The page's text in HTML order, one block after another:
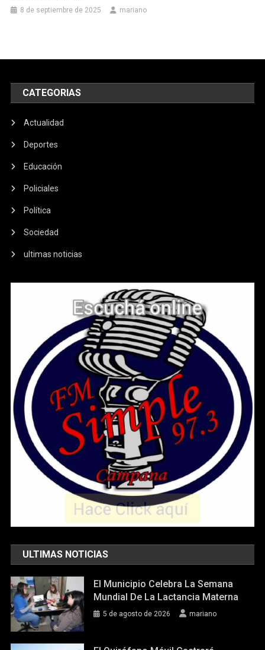
8 de septiembre de 2025 mariano
CATEGORIAS
Actualidad
Deportes
Educación
Policiales
Política
Sociedad
ultimas noticias
ULTIMAS NOTICIAS
El Municipio Celebra La Semana
Mundial De La Lactancia Materna
5 de agosto de 2026 mariano